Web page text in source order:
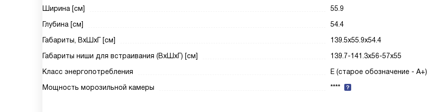
Ширина [см]
55.9
Глубина [см]
54.4
Габариты, ВxШxГ [см]
139.5x55.9x54.4
Габариты ниши для встраивания (ВxШxГ) [см]
139.7-141.3x56-57x55
Класс энергопотребления
E (старое обозначение - A+)
Мощность морозильной камеры
****